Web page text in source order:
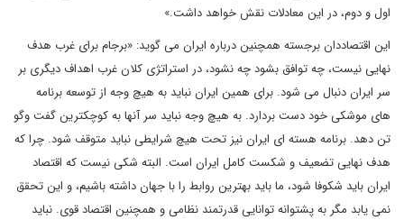
اول و دوم، در این معادلات نقش خواهد داشت.»
این اقتصاددان برجسته همچنین درباره ایران می گوید: «برجام برای غرب هدف
نهایی نیست، چه توافق بشود چه نشود، در استراتژی کلان غرب اهداف دیگری بر
سر ایران دنبال می شود. برای همین ایران نباید به هیچ وجه از توسعه برنامه
های موشکی خود دست بردارد. به هیچ وجه نباید سر آنها به کوچکترین گفت وگو
تن دهد. برنامه هسته ای ایران نیز تحت هیچ شرایطی نباید متوقف شود. چرا که
هدف نهایی تضعیف و شکست کامل ایران است. البته شکی نیست که اقتصاد
ایران باید شکوفا شود، ما باید بهترین روابط را با جهان داشته باشیم، و این تحقق
نمی یابد مگر به پشتوانه توانایی قدرتمند نظامی و همچنین اقتصاد قوی. نباید